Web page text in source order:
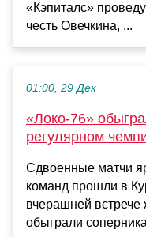
«Кэпиталс»
честь Овечкина, ...
01:00, 29 Дек
«Локо-76»
регулярном
Сдвоенные матчи
команд прошли в
вчерашней встрече
обыграли